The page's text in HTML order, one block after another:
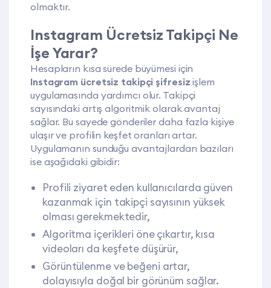
olmaktır.
Instagram Ücretsiz Takipçi Ne
İşe Yarar?
Hesapların kısa sürede büyümesi için
Instagram ücretsiz takipçi şifresizişlem
uygulamasında yardımcı olur. Takipçi
sayısındaki artış algoritmik olarak avantaj
sağlar. Bu sayede gönderiler daha fazla kişiye
ulaşır ve profilin keşfet oranları artar.
Uygulamanın sunduğu avantajlardan bazıları
ise aşağıdaki gibidir:
Profili ziyaret eden kullanıcılarda güven
kazanmak için takipçi sayısının yüksek
olması gerekmektedir,
Algoritma içerikleri öne çıkartır, kısa
videoları da keşfete düşürür,
Görüntülenme ve beğeni artar,
dolayısıyla doğal bir görünüm sağlar.